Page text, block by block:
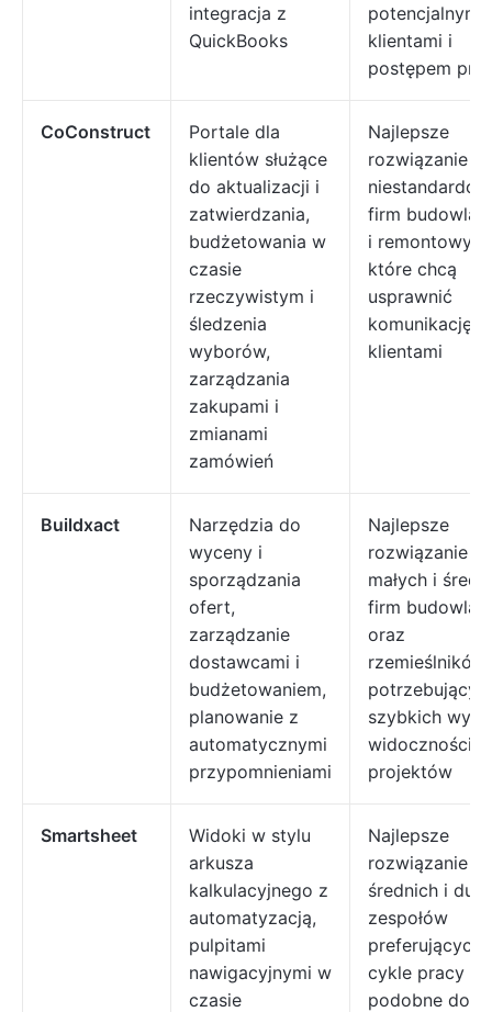
integracja z
QuickBooks
potencjalnymi
klientami i
postępem
CoConstruct
Portale dla
klientów służące
do aktualizacji i
zatwierdzania,
budżetowania w
czasie
rzeczywistym i
śledzenia
wyborów,
zarządzania
zakupami i
zmianami
zamówień
Najlepsze
rozwiązanie
firm
i
które chcą
usprawnić
komunikację z
klientami
Buildxact
Narzędzia do
wyceny i
sporządzania
ofert,
zarządzanie
dostawcami i
budżetowaniem,
planowanie z
automatycznymi
przypomnieniami
Najlepsze
rozwiązanie
małych i
firm
oraz
rzemieślników
szybkich
widoczności
projektów
Smartsheet
Widoki w stylu
arkusza
kalkulacyjnego z
automatyzacją,
pulpitami
nawigacyjnymi w
czasie
Najlepsze
rozwiązanie
średnich i
zespołów
preferujących
cykle pracy
podobne do